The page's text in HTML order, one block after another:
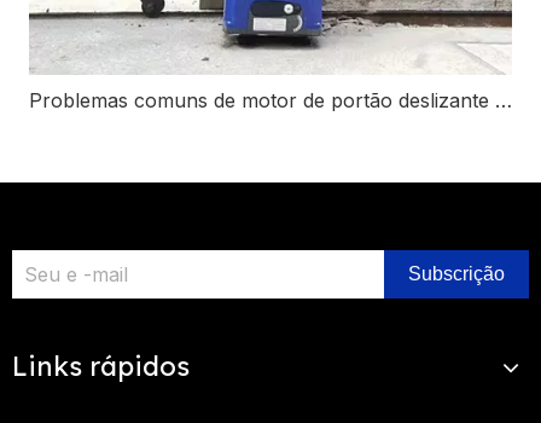
Problemas comuns de motor de portão deslizante e como corrigi-los
Subscrição
Links rápidos